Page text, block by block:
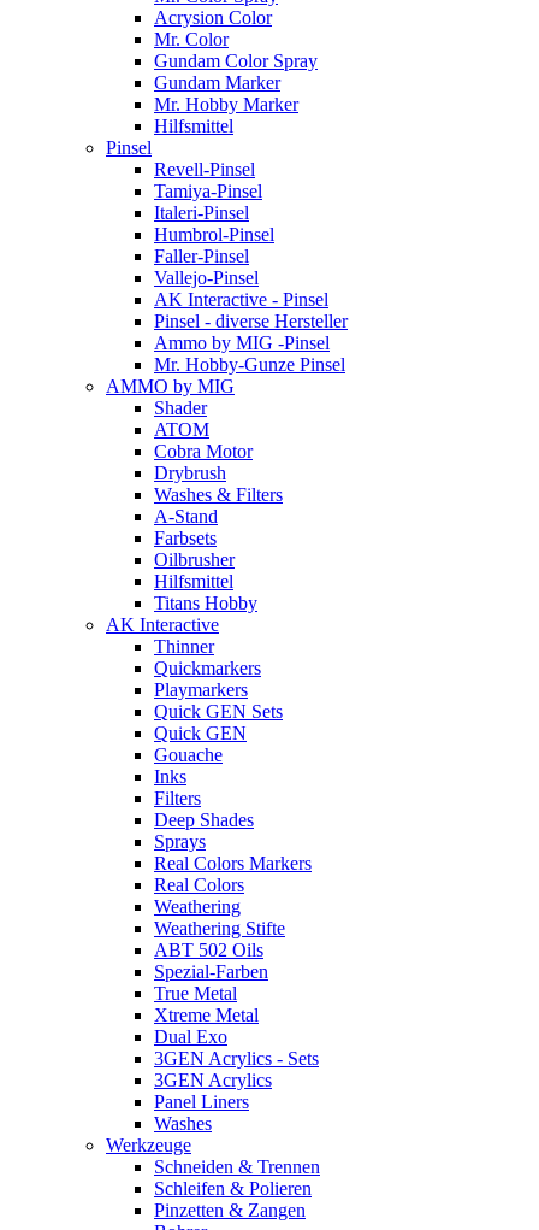
Acrysion Color
Mr. Color
Gundam Color Spray
Gundam Marker
Mr. Hobby Marker
Hilfsmittel
Pinsel
Revell-Pinsel
Tamiya-Pinsel
Italeri-Pinsel
Humbrol-Pinsel
Faller-Pinsel
Vallejo-Pinsel
AK Interactive - Pinsel
Pinsel - diverse Hersteller
Ammo by MIG -Pinsel
Mr. Hobby-Gunze Pinsel
AMMO by MIG
Shader
ATOM
Cobra Motor
Drybrush
Washes & Filters
A-Stand
Farbsets
Oilbrusher
Hilfsmittel
Titans Hobby
AK Interactive
Thinner
Quickmarkers
Playmarkers
Quick GEN Sets
Quick GEN
Gouache
Inks
Filters
Deep Shades
Sprays
Real Colors Markers
Real Colors
Weathering
Weathering Stifte
ABT 502 Oils
Spezial-Farben
True Metal
Xtreme Metal
Dual Exo
3GEN Acrylics - Sets
3GEN Acrylics
Panel Liners
Washes
Werkzeuge
Schneiden & Trennen
Schleifen & Polieren
Pinzetten & Zangen